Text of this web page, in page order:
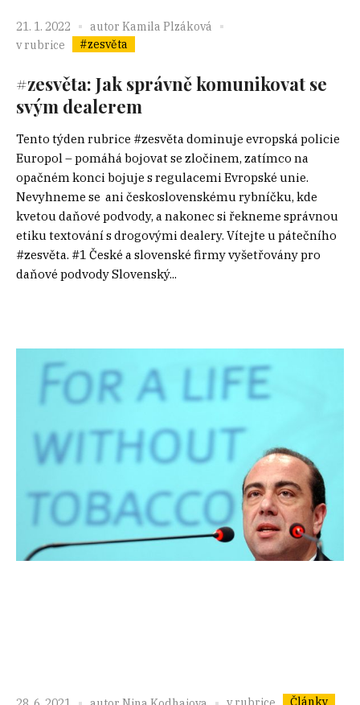
21. 1. 2022 autor Kamila Plzáková
v rubrice
#zesvěta
#zesvěta: Jak správně komunikovat se
svým dealerem
Tento týden rubrice #zesvěta dominuje evropská policie
Europol – pomáhá bojovat se zločinem, zatímco na
opačném konci bojuje s regulacemi Evropské unie.
Nevyhneme se ani československému rybníčku, kde
kvetou daňové podvody, a nakonec si řekneme správnou
etiku textování s drogovými dealery. Vítejte u pátečního
#zesvěta. #1 České a slovenské firmy vyšetřovány pro
daňové podvody Slovenský...
Články